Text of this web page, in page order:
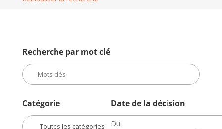
Recherche par mot clé
Catégorie Date de la décision
Du